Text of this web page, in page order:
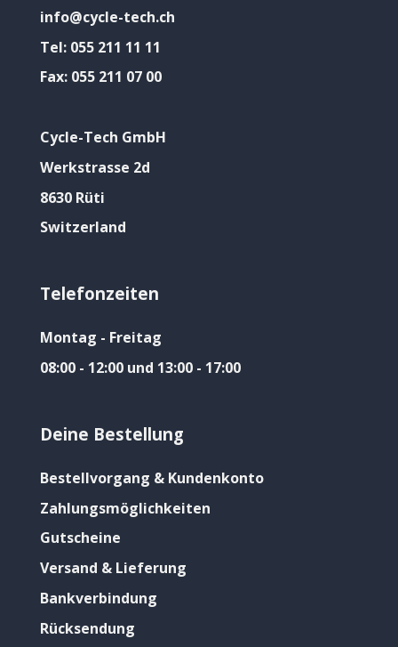
info@cycle-tech.ch
Tel: 055 211 11 11
Fax: 055 211 07 00
Cycle-Tech GmbH
Werkstrasse 2d
8630 Rüti
Switzerland
Telefonzeiten
Montag - Freitag
08:00 - 12:00 und 13:00 - 17:00
Deine Bestellung
Bestellvorgang & Kundenkonto
Zahlungsmöglichkeiten
Gutscheine
Versand & Lieferung
Bankverbindung
Rücksendung